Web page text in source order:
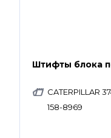
Штифты блока
CATERPILLAR
158-8969